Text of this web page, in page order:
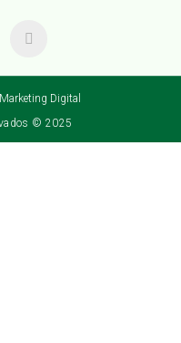
Digital
© 2025